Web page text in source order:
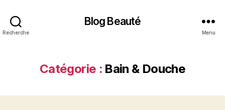
Recherche
Blog Beauté
Menu
Catégorie : Bain & Douche